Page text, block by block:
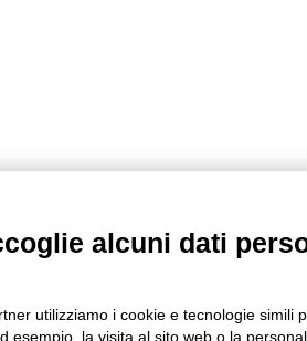
alcuni dati
utilizziamo i cookie e tecnologie simili
esempio, la visita al sito web o la